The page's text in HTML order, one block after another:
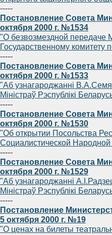
-----
Постановление Совета
октября 2000 г. №1534
"О безвозмездной передаче
Государственному комитету
-----
Постановление Совета
октября 2000 г. №1533
"Аб узнагароджаннi
Мiнiстраў Рэспублiкi
-----
Постановление Совета
октября 2000 г. №1530
"Об открытии Посольства
Социалистической
-----
Постановление Совета
октября 2000 г. №1529
"Аб узнагароджаннi
Мiнiстраў Рэспублiкi
-----
Постановление
5 октября 2000 г. №19
"О ценах на билеты